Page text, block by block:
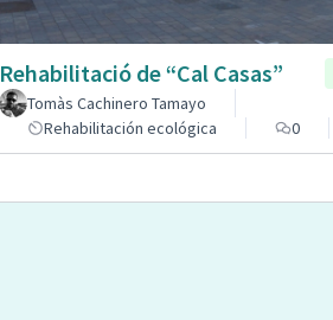
Rehabilitació de “Cal Casas”
Tomàs Cachinero Tamayo
Rehabilitación ecológica
0